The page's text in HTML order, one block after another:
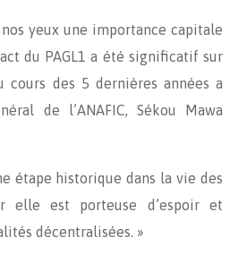
yeux une importance capitale
du PAGL1 a été significatif sur
cours des 5 dernières années a
de l’ANAFIC, Sékou Mawa
étape historique dans la vie des
elle est porteuse d’espoir et
décentralisées. »